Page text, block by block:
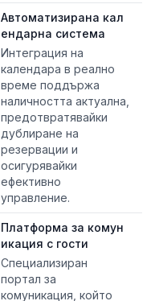
Автоматизирана кал
ендарна система
Интеграция на
календара в реално
време поддържа
наличността актуална,
предотвратявайки
дублиране на
резервации и
осигурявайки
ефективно
управление.
Платформа за комун
икация с гости
Специализиран
портал за
комуникация, който